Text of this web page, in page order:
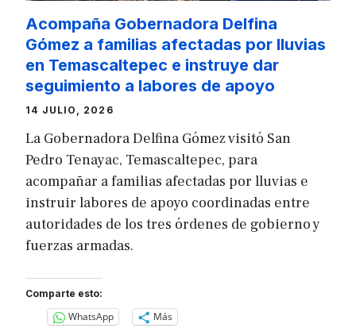
Acompaña Gobernadora Delfina
Gómez a familias afectadas por lluvias
en Temascaltepec e instruye dar
seguimiento a labores de apoyo
14 JULIO, 2026
La Gobernadora Delfina Gómez visitó San
Pedro Tenayac, Temascaltepec, para
acompañar a familias afectadas por lluvias e
instruir labores de apoyo coordinadas entre
autoridades de los tres órdenes de gobierno y
fuerzas armadas.
Comparte esto:
WhatsApp Más